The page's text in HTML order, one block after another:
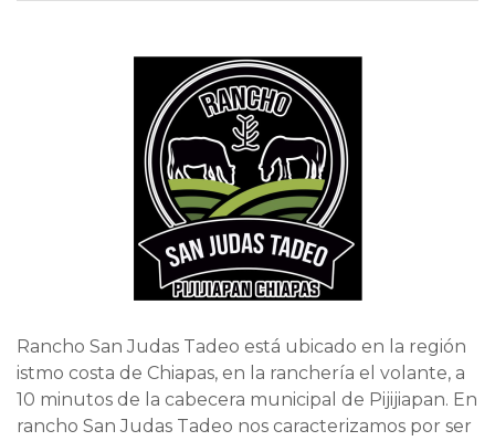
Rancho San Judas Tadeo está ubicado en la región
istmo costa de Chiapas, en la ranchería el volante, a
10 minutos de la cabecera municipal de Pijijiapan. En
rancho San Judas Tadeo nos caracterizamos por ser